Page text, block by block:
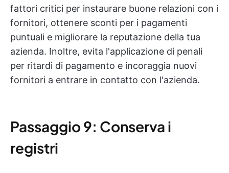
fattori critici per instaurare buone relazioni con i
fornitori, ottenere sconti per i pagamenti
puntuali e migliorare la reputazione della tua
azienda. Inoltre, evita l'applicazione di penali
per ritardi di pagamento e incoraggia nuovi
fornitori a entrare in contatto con l'azienda.
Passaggio 9: Conserva i
registri